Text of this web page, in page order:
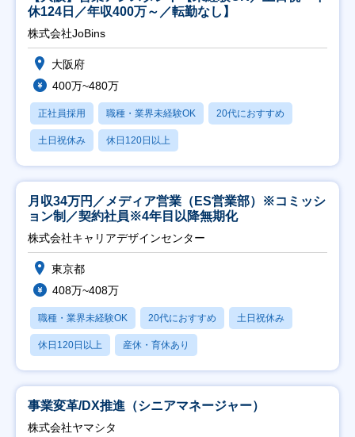
休124日／年収400万～／転勤なし】
株式会社JoBins
大阪府
400万~480万
正社員採用 職種・業界未経験OK 20代におすすめ
土日祝休み 休日120日以上
月収34万円／メディア営業（ES営業部）※コミッシ
ョン制／契約社員※4年目以降無期化
株式会社キャリアデザインセンター
東京都
408万~408万
職種・業界未経験OK 20代におすすめ 土日祝休み
休日120日以上 産休・育休あり
事業変革/DX推進（シニアマネージャー）
株式会社ヤマシタ